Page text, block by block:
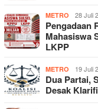
METRO 28 Juli
Pengadaan
Mahasiswa
LKPP
METRO 19 Juli
Dua Partai,
Desak